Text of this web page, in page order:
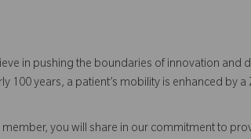
in pushing the boundaries of innovation and
100 years, a patient’s mobility is enhanced by
you will share in our commitment to